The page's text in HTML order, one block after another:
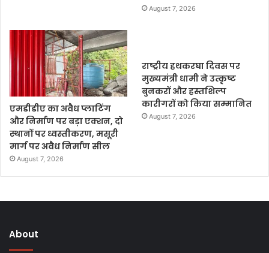
August 7, 2026
एमडीडीए का अवैध प्लाटिंग
और निर्माण पर बड़ा एक्शन, दो
स्थानों पर ध्वस्तीकरण, मसूरी
मार्ग पर अवैध निर्माण सील
August 7, 2026
राष्ट्रीय हथकरघा दिवस पर
मुख्यमंत्री धामी ने उत्कृष्ट
बुनकरों और हस्तशिल्प
कारीगरों को किया सम्मानित
August 7, 2026
About